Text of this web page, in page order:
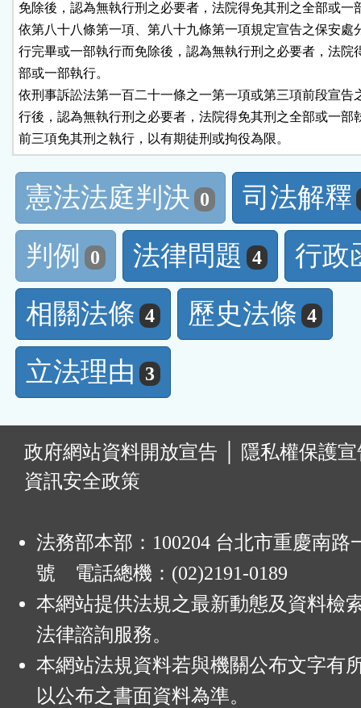
免除後，認為無執行刑之必要者，法院得免其刑之全部或一
依第八十八條第一項、第八十九條第一項規定宣告之保安處
行完畢或一部執行而免除後，認為無執行刑之必要者，法院
部或一部執行。
依刑事訴訟法第一百二十一條之一第一項或第三項前段宣告
行後，認為無執行刑之必要者，法院得免其刑之全部或一部
前三項免其刑之執行，以有期徒刑或拘役為限。
憲法法庭判決 0
司法解釋
判例
0 法律問題 4
行政
相關法條 4 歷史法條 4
立法理由 3
政府網站資料開放宣告
隱私權保護
資訊安全政策
法務部本部：100204 台北市重慶南路
號 電話總機：(02)2191-0189
本網站提供法規之最新動態及資料檢
法律諮詢服務。
本網站法規資料若與機關公布文字有
以公布之書面資料為準。